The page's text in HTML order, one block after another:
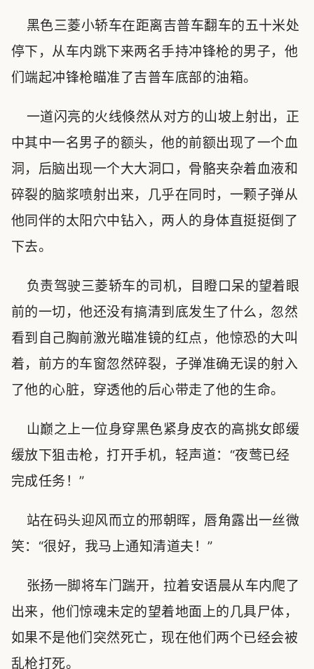
黑色三菱小轿车在距离吉普车翻车的五十米处
停下，从车内跳下来两名手持冲锋枪的男子，他
们端起冲锋枪瞄准了吉普车底部的油箱。
一道闪亮的火线倏然从对方的山坡上射出，正
中其中一名男子的额头，他的前额出现了一个血
洞，后脑出现一个大大洞口，骨骼夹杂着血液和
碎裂的脑浆喷射出来，几乎在同时，一颗子弹从
他同伴的太阳穴中钻入，两人的身体直挺挺倒了
下去。
负责驾驶三菱轿车的司机，目瞪口呆的望着眼
前的一切，他还没有搞清到底发生了什么，忽然
看到自己胸前激光瞄准镜的红点，他惊恐的大叫
着，前方的车窗忽然碎裂，子弹准确无误的射入
了他的心脏，穿透他的后心带走了他的生命。
山巅之上一位身穿黑色紧身皮衣的高挑女郎缓
缓放下狙击枪，打开手机，轻声道：“夜莺已经
完成任务！”
站在码头迎风而立的邢朝晖，唇角露出一丝微
笑：“很好，我马上通知清道夫！”
张扬一脚将车门踹开，拉着安语晨从车内爬了
出来，他们惊魂未定的望着地面上的几具尸体，
如果不是他们突然死亡，现在他们两个已经会被
乱枪打死。